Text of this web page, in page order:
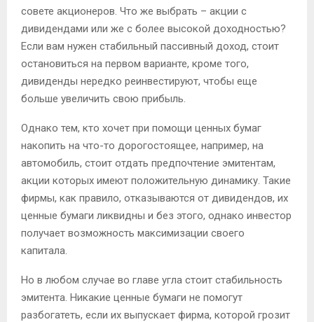
совете акционеров. Что же выбрать – акции с
дивидендами или же с более высокой доходностью?
Если вам нужен стабильный пассивный доход, стоит
остановиться на первом варианте, кроме того,
дивиденды нередко реинвестируют, чтобы еще
больше увеличить свою прибыль.
Однако тем, кто хочет при помощи ценных бумаг
накопить на что-то дорогостоящее, например, на
автомобиль, стоит отдать предпочтение эмитентам,
акции которых имеют положительную динамику. Такие
фирмы, как правило, отказываются от дивидендов, их
ценные бумаги ликвидны и без этого, однако инвестор
получает возможность максимизации своего
капитала.
Но в любом случае во главе угла стоит стабильность
эмитента. Никакие ценные бумаги не помогут
разбогатеть, если их выпускает фирма, которой грозит